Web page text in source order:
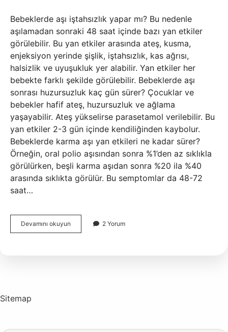
Bebeklerde aşı iştahsızlık yapar mı? Bu nedenle
aşılamadan sonraki 48 saat içinde bazı yan etkiler
görülebilir. Bu yan etkiler arasında ateş, kusma,
enjeksiyon yerinde şişlik, iştahsızlık, kas ağrısı,
halsizlik ve uyuşukluk yer alabilir. Yan etkiler her
bebekte farklı şekilde görülebilir. Bebeklerde aşı
sonrası huzursuzluk kaç gün sürer? Çocuklar ve
bebekler hafif ateş, huzursuzluk ve ağlama
yaşayabilir. Ateş yükselirse parasetamol verilebilir. Bu
yan etkiler 2-3 gün içinde kendiliğinden kaybolur.
Bebeklerde karma aşı yan etkileri ne kadar sürer?
Örneğin, oral polio aşısından sonra %1’den az sıklıkla
görülürken, beşli karma aşıdan sonra %20 ila %40
arasında sıklıkta görülür. Bu semptomlar da 48-72
saat…
Devamını okuyun Bebeklerde
Aşı
2 Yorum
Sitemap